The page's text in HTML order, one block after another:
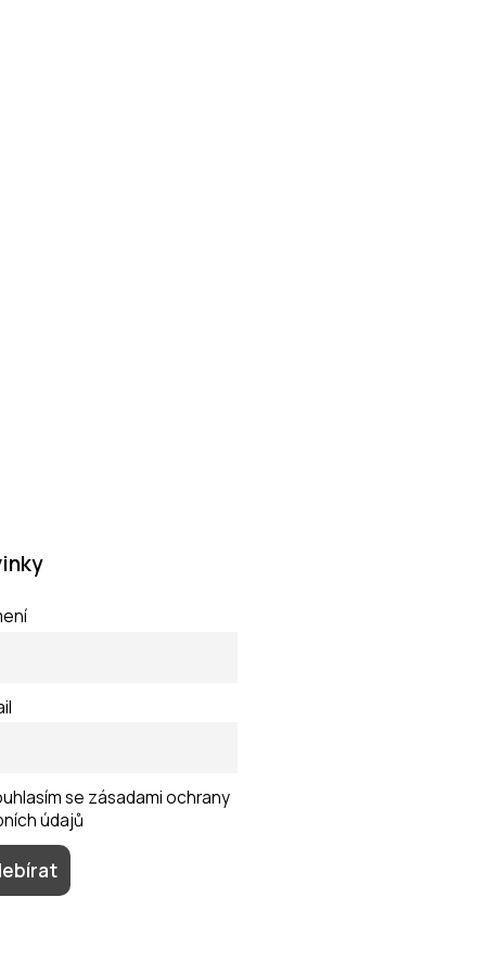
se zásadami ochrany
údajů